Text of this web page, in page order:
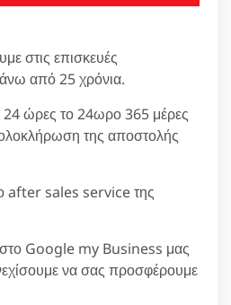
στις επισκευές
από 25 χρόνια.
24 ώρες το 24ωρο 365 μέρες
της αποστολής
after sales service της
στο Google my Business μας
να σας προσφέρουμε